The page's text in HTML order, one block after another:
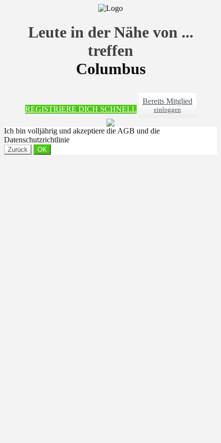
Leute in der Nähe von ...
treffen
Columbus
REGISTRIERE DICH SCHNELL
Bereits Mitglied
einloggen
Ich bin volljährig und akzeptiere die AGB und die
Datenschutzrichtlinie
Zurück OK